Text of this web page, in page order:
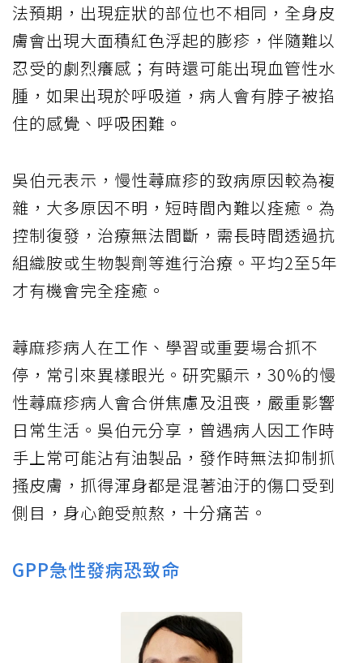
法預期，出現症狀的部位也不相同，全身皮
膚會出現大面積紅色浮起的膨疹，伴隨難以
忍受的劇烈癢感；有時還可能出現血管性水
腫，如果出現於呼吸道，病人會有脖子被掐
住的感覺、呼吸困難。
吳伯元表示，慢性蕁麻疹的致病原因較為複
雜，大多原因不明，短時間內難以痊癒。為
控制復發，治療無法間斷，需長時間透過抗
組織胺或生物製劑等進行治療。平均2至5年
才有機會完全痊癒。
蕁麻疹病人在工作、學習或重要場合抓不
停，常引來異樣眼光。研究顯示，30%的慢
性蕁麻疹病人會合併焦慮及沮喪，嚴重影響
日常生活。吳伯元分享，曾遇病人因工作時
手上常可能沾有油製品，發作時無法抑制抓
搔皮膚，抓得渾身都是混著油汙的傷口受到
側目，身心飽受煎熬，十分痛苦。
GPP急性發病恐致命